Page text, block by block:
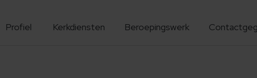
Profiel Kerkdiensten Beroepingswerk